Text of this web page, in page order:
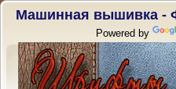
Машинная вышивка -
Powered by